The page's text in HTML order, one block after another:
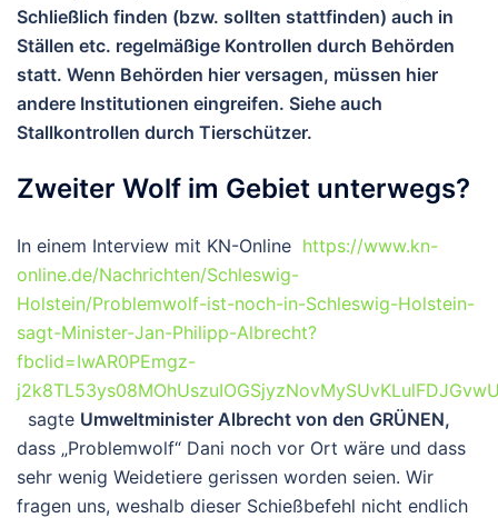
Schließlich finden (bzw. sollten stattfinden) auch in
Ställen etc. regelmäßige Kontrollen durch Behörden
statt. Wenn Behörden hier versagen, müssen hier
andere Institutionen eingreifen. Siehe auch
Stallkontrollen durch Tierschützer.
Zweiter Wolf im Gebiet unterwegs?
In einem Interview mit KN-Online https://www.kn-
online.de/Nachrichten/Schleswig-
Holstein/Problemwolf-ist-noch-in-Schleswig-Holstein-
sagt-Minister-Jan-Philipp-Albrecht?
fbclid=IwAR0PEmgz-
sagte Umweltminister Albrecht von den GRÜNEN,
dass „Problemwolf“ Dani noch vor Ort wäre und dass
sehr wenig Weidetiere gerissen worden seien. Wir
fragen uns, weshalb dieser Schießbefehl nicht endlich